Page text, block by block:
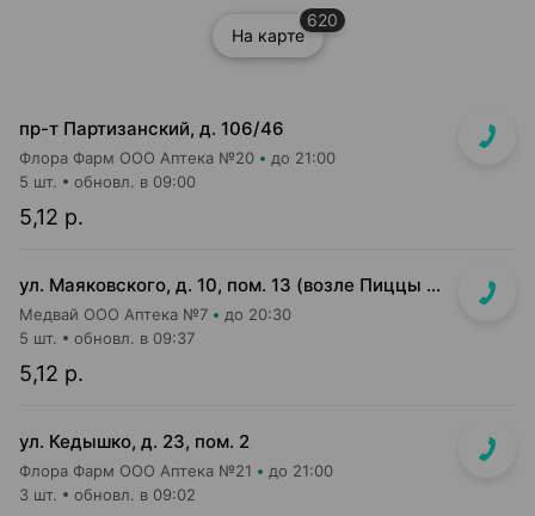
На карте
620
пр-т Партизанский, д. 106/46
Флора Фарм ООО Аптека №20 до 21:00
5,12 р.
5 шт. обновл. в 09:00
ул. Маяковского, д. 10, пом. 13 (возле Пиццы Мании)
Медвай ООО Аптека №7 до 20:30
5,12 р.
5 шт. обновл. в 09:37
ул. Кедышко, д. 23, пом. 2
Флора Фарм ООО Аптека №21 до 21:00
3 шт. обновл. в 09:02